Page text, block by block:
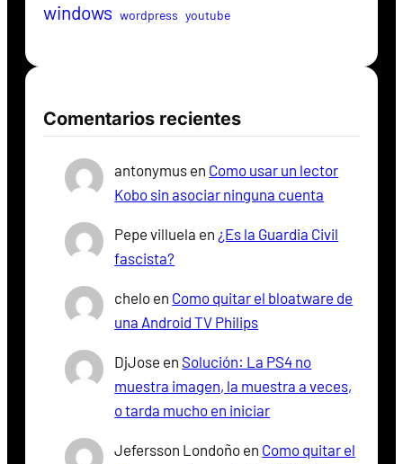
windows wordpress youtube
Comentarios recientes
antonymus en Como usar un lector
Kobo sin asociar ninguna cuenta
Pepe villuela en ¿Es la Guardia Civil
fascista?
chelo en Como quitar el bloatware de
una Android TV Philips
DjJose en Solución: La PS4 no
muestra imagen, la muestra a veces,
o tarda mucho en iniciar
Jefersson Londoño en Como quitar el